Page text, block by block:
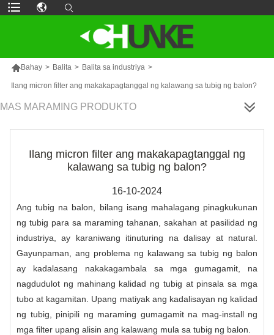
Bahay > Balita > Balita sa industriya >
Ilang micron filter ang makakapagtanggal ng kalawang sa tubig ng balon?
MAS MARAMING PRODUKTO
Ilang micron filter ang makakapagtanggal ng
kalawang sa tubig ng balon?
16-10-2024
Ang tubig na balon, bilang isang mahalagang pinagkukunan
ng tubig para sa maraming tahanan, sakahan at pasilidad ng
industriya, ay karaniwang itinuturing na dalisay at natural.
Gayunpaman, ang problema ng kalawang sa tubig ng balon
ay kadalasang nakakagambala sa mga gumagamit, na
nagdudulot ng mahinang kalidad ng tubig at pinsala sa mga
tubo at kagamitan. Upang matiyak ang kadalisayan ng kalidad
ng tubig, pinipili ng maraming gumagamit na mag-install ng
mga filter upang alisin ang kalawang mula sa tubig ng balon.